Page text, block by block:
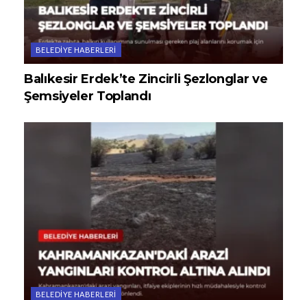
BELEDIYE HABERLERI
Balıkesir Erdek’te Zincirli Şezlonglar ve
Şemsiyeler Toplandı
BELEDIYE HABERLERI